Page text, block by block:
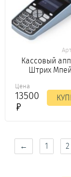
Кассовый
Штрих
Цена
13500
← 1 2